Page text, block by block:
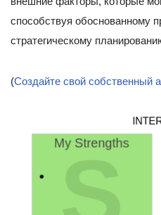
способствуя обоснованному
стратегическому
(Создайте свой собственный